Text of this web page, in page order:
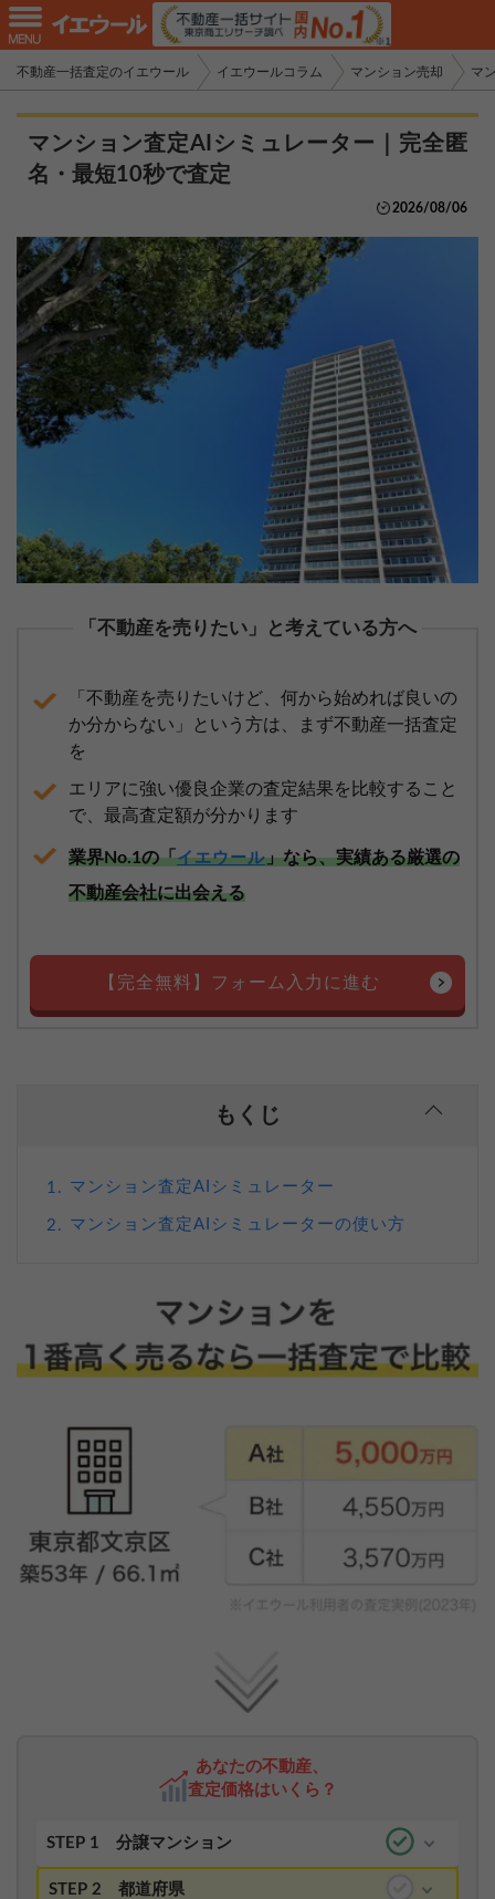
不動産一括査定のイエウール イエウールコラム マンション売却 マ
マンション査定AIシミュレーター｜完全匿
名・最短10秒で査定
2026/08/06
「不動産を売りたい」と考えている方へ
「不動産を売りたいけど、何から始めれば良いの
か分からない」という方は、まず不動産一括査定
を
エリアに強い優良企業の査定結果を比較すること
で、最高査定額が分かります
業界No.1の「イエウール」なら、実績ある厳選の
不動産会社に出会える
【完全無料】フォーム入力に進む
もくじ
1. マンション査定AIシミュレーター
2. マンション査定AIシミュレーターの使い方
あなたの不動産、
査定価格はいくら？
STEP 1 分譲マンション
STEP 2 都道府県